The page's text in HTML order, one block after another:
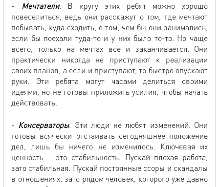
- Мечтатели. В кругу этих ребят можно хорошо
повеселиться, ведь они расскажут о том, где мечтают
побывать, куда сходить, о том, чем бы они занимались,
если бы поехали туда-то и у них было то-то. Но чаще
всего, только на мечтах все и заканчивается. Они
практически никогда не приступают к реализации
своих планов, а если и приступают, то быстро опускают
руки. Эти ребята могут часами делиться своими
идеями, но не готовы приложить усилия, чтобы начать
действовать.
- Консерваторы. Эти люди не любят изменений. Они
готовы всячески отстаивать сегодняшнее положение
дел, лишь бы ничего не изменилось. Ключевая их
ценность – это стабильность. Пускай плохая работа,
зато стабильная. Пускай постоянные ссоры и скандалы
в отношениях, зато рядом человек, которого уже давно